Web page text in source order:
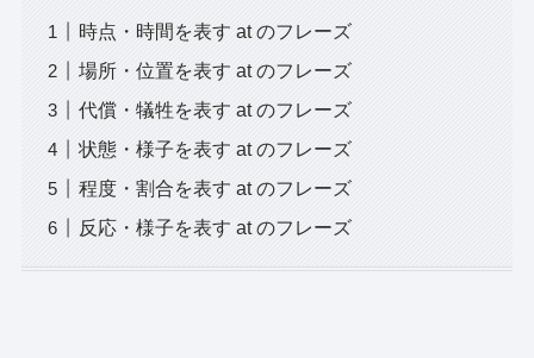
時点・時間を表す at のフレーズ
場所・位置を表す at のフレーズ
代償・犠牲を表す at のフレーズ
状態・様子を表す at のフレーズ
程度・割合を表す at のフレーズ
反応・様子を表す at のフレーズ